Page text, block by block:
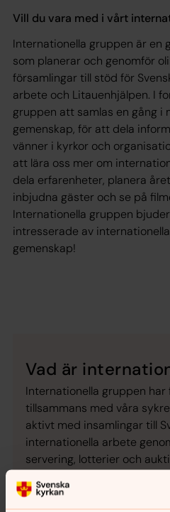
Vill du vara med i vårt
Internationella gruppen är en
som planerar och genomför
församlingar till stöd för
arbete och Litauenhjälpen. I
gruppen att samlas en gång i
gemenskap, för att dela
vänner i kyrkor och
att lära oss mer om
dela erfarenheter, planera
inbjudna gäster och se på
Internationella gruppen
intresserade av
gemenskap!
Vad är
Internationella gruppen
tillsammans med våra
aktivt med insamlingar till
internationella arbete
servering, lotterier och
Vi ger också kollekter till
församlingar runt om i